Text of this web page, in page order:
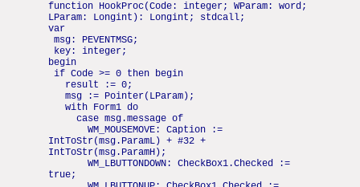
function HookProc(Code: integer; WParam: word;
LParam: Longint): Longint; stdcall;
var
msg: PEVENTMSG;
key: integer;
begin
if Code >= 0 then begin
result := 0;
msg := Pointer(LParam);
with Form1 do
case msg.message of
WM_MOUSEMOVE: Caption :=
IntToStr(msg.ParamL) + #32 +
IntToStr(msg.ParamH);
WM_LBUTTONDOWN: CheckBox1.Checked :=
true;